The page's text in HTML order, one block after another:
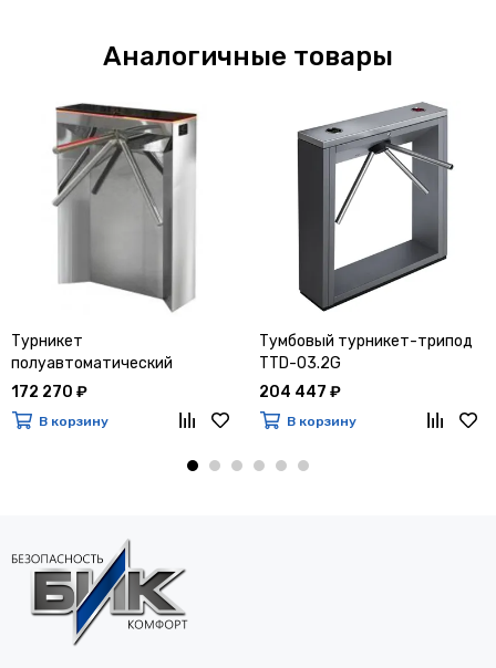
Аналогичные товары
Турникет
полуавтоматический
«SA401» (антипаника)
172 270 ₽
В корзину
Тумбовый турникет-трипод
TTD-03.2G
204 447 ₽
В корзину